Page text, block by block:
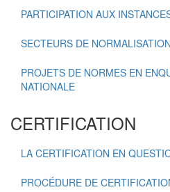
PARTICIPATION AUX
SECTEURS DE
PROJETS DE NORMES EN
NATIONALE
CERTIFICATION
LA CERTIFICATION EN
PROCÉDURE DE